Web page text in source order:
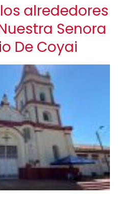
alrededores
Senora
De Coyai